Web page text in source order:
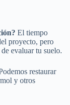
El tiempo
proyecto, pero
evaluar tu suelo.
restaurar
y otros